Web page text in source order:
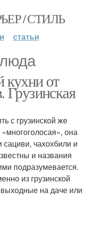
/ СТИЛЬ
статьи
кухни от
Грузинская
с грузинской же
она
сациви, чахохбили и
и названия
подразумевается.
из грузинской
на даче или